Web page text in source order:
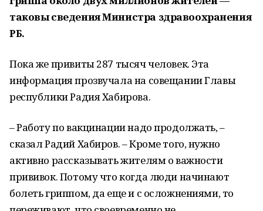
таковы сведения Министра здравоохранения
РБ.
Пока же привиты 287 тысяч человек. Эта
информация прозвучала на совещании Главы
республики Радия Хабирова.
– Работу по вакцинации надо продолжать, –
сказал Радий Хабиров. – Кроме того, нужно
активно рассказывать жителям о важности
прививок. Потому что когда люди начинают
болеть гриппом, да еще и с осложнениями, то